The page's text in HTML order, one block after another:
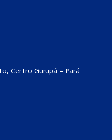
Centro Gurupá – Pará